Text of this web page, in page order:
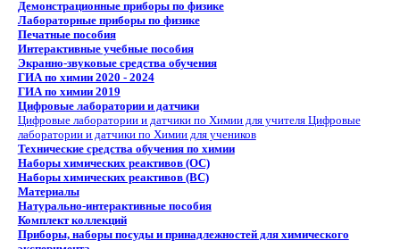
Демонстрационные приборы по физике
Лабораторные приборы по физике
Печатные пособия
Интерактивные учебные пособия
Экранно-звуковые средства обучения
ГИА по химии 2020 - 2024
ГИА по химии 2019
Цифровые лаборатории и датчики
Цифровые лаборатории и датчики по Химии для учителя Цифровые
лаборатории и датчики по Химии для учеников
Технические средства обучения по химии
Наборы химических реактивов (ОС)
Наборы химических реактивов (ВС)
Материалы
Натурально-интерактивные пособия
Комплект коллекций
Приборы, наборы посуды и принадлежностей для химического